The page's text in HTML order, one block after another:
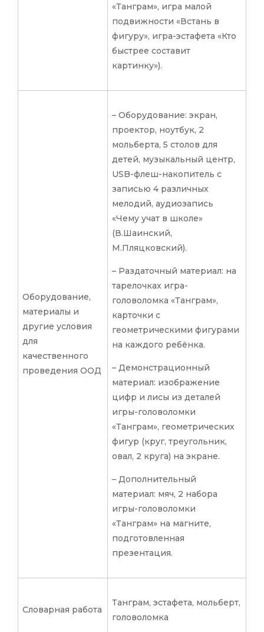
«Танграм», игра малой
подвижности «Встань в
фигуру», игра-эстафета «Кто
быстрее составит
картинку»).
Оборудование,
материалы и
другие условия
для
качественного
проведения ООД
– Оборудование: экран,
проектор, ноутбук, 2
мольберта, 5 столов для
детей, музыкальный центр,
USB-флеш-накопитель с
записью 4 различных
мелодий, аудиозапись
«Чему учат в школе»
(В.Шаинский,
М.Пляцковский).
– Раздаточный материал: на
тарелочках игра-
головоломка «Танграм»,
карточки с
геометрическими фигурами
на каждого ребёнка.
– Демонстрационный
материал: изображение
цифр и лисы из деталей
игры-головоломки
«Танграм», геометрических
фигур (круг, треугольник,
овал, 2 круга) на экране.
– Дополнительный
материал: мяч, 2 набора
игры-головоломки
«Танграм» на магните,
подготовленная
презентация.
Словарная работа
Танграм, эстафета, мольберт,
головоломка